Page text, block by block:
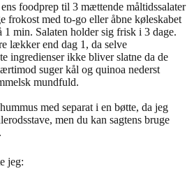
foodprep til 3 mættende måltidssalater
frokost med to-go eller åbne køleskabet
1 min. Salaten holder sig frisk i 3 dage.
lækker end dag 1, da selve
ingredienser ikke bliver slatne da de
suger kål og quinoa nederst
mundfuld.
med separat i en bøtte, da jeg
men du kan sagtens bruge
jeg: